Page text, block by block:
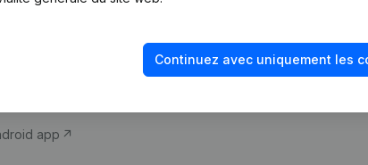
Continuez avec uniquement les
app
Vérification de la solvabilité